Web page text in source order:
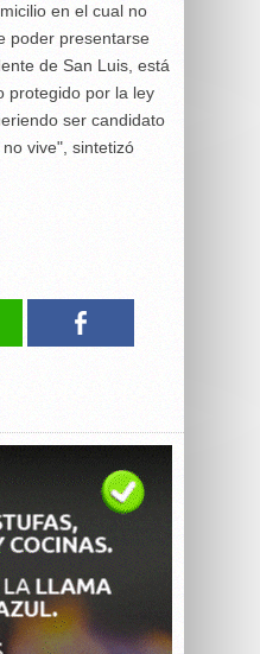
en el cual no
poder presentarse
de San Luis, está
protegido por la ley
ser candidato
vive", sintetizó